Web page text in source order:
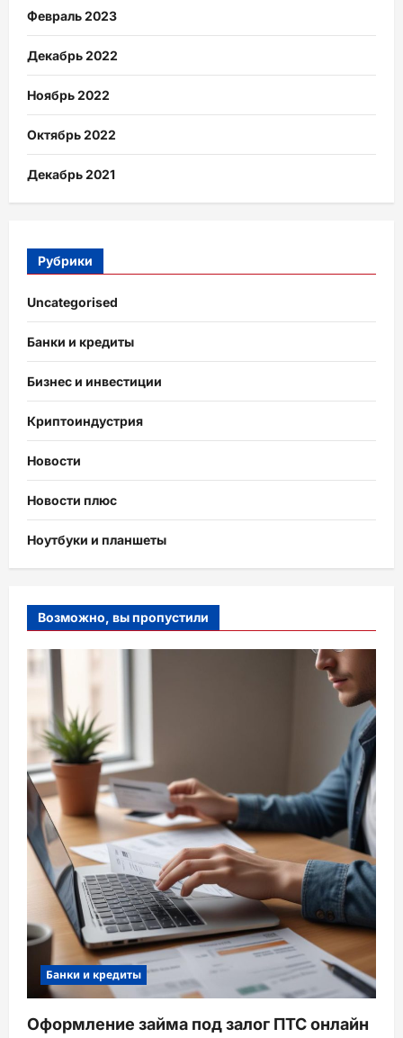
Февраль 2023
Декабрь 2022
Ноябрь 2022
Октябрь 2022
Декабрь 2021
Рубрики
Uncategorised
Банки и кредиты
Бизнес и инвестиции
Криптоиндустрия
Новости
Новости плюс
Ноутбуки и планшеты
Возможно, вы пропустили
Банки и кредиты
Оформление займа под залог ПТС онлайн